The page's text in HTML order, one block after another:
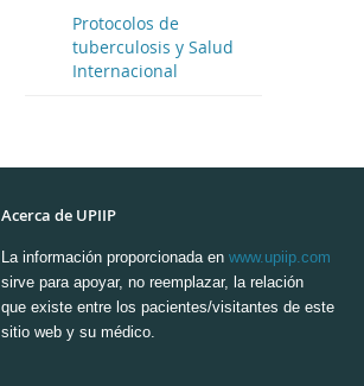
Protocolos de
tuberculosis y Salud
Internacional
Acerca de UPIIP
La información proporcionada en www.upiip.com
sirve para apoyar, no reemplazar, la relación
que existe entre los pacientes/visitantes de este
sitio web y su médico.